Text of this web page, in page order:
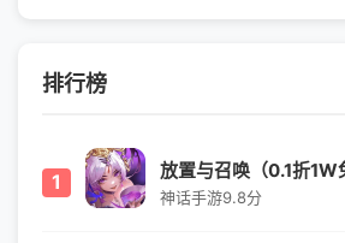
排行榜
1 放置与召唤（0.1折1W
神话手游9.8分